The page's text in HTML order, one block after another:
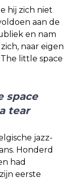
hij zich niet
aan de
en nam
naar eigen
little space
space
tear
jazz-
Honderd
had
eerste